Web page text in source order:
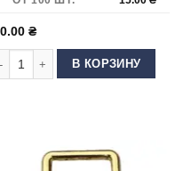
"скорпион" 25 мм Антик
₴
товара Карабин для
В КОРЗИНУ